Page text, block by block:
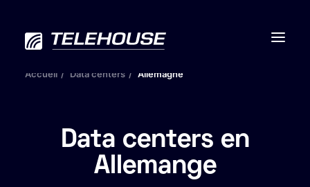
Data centers
Connectivité
Accueil Data centers Allemagne
Data centers en
Allemange